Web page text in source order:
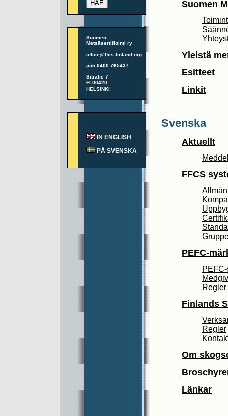
Suomen
Metsäsertifiointi ry
office@ffcs-finland.org
puh 0400 765437
Sitratie 7
FI-00420
HELSINKI
IN ENGLISH
PÅ SVENSKA
Suomen
Yleistä
Esitteet
Linkit
Svenska
Aktuellt
FFCS
PEFC-
Regler
Finlands
Regler
Om
Länkar